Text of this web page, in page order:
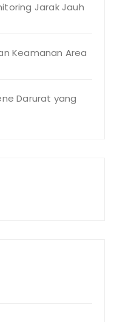
Jarak Jauh
Keamanan Area
Darurat yang